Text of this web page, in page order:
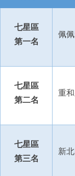
七星區
第一名
佩
七星區
第二名
重
七星區
第三名
新